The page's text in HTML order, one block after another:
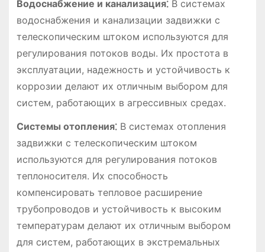
Водоснабжение и канализация⁚В системах
водоснабжения и канализации задвижки с
телескопическим штоком используются для
регулирования потоков воды. Их простота в
эксплуатации, надежность и устойчивость к
коррозии делают их отличным выбором для
систем, работающих в агрессивных средах.
Системы отопления⁚В системах отопления
задвижки с телескопическим штоком
используются для регулирования потоков
теплоносителя. Их способность
компенсировать тепловое расширение
трубопроводов и устойчивость к высоким
температурам делают их отличным выбором
для систем, работающих в экстремальных